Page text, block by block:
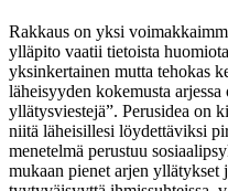
Rakkaus on yksi
ylläpito vaatii tietoista
yksinkertainen mutta tehokas
läheisyyden kokemusta arjessa
yllätysviestejä”. Perusidea on
niitä läheisillesi löydettäviksi
menetelmä perustuu
mukaan pienet arjen yllätykset